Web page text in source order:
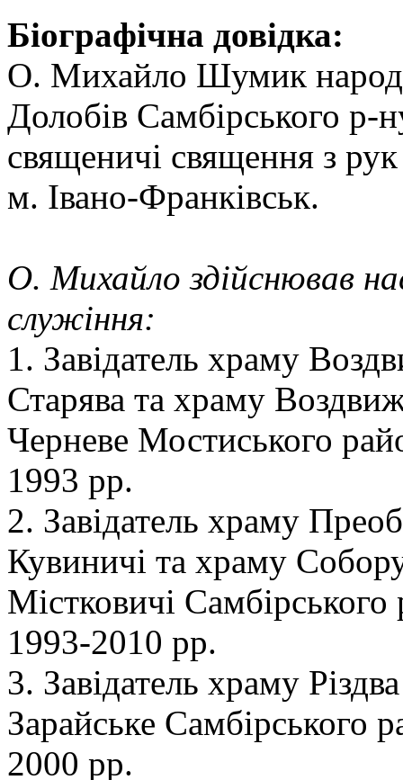
Біографічна довідка:
О. Михайло Шумик
Долобів Самбірського р-
священичі священня з
м. Івано-Франківськ.
О. Михайло здійснював
служіння:
1. Завідатель храму
Старява та храму
Черневе Мостиського
1993 рр.
2. Завідатель храму
Кувиничі та храму
Містковичі Самбірського
1993-2010 рр.
3. Завідатель храму
Зарайське Самбірського
2000 рр.